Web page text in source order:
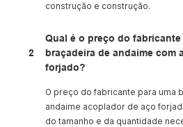
construção e construção.
2
Qual é o preço do fabricante
braçadeira de andaime com
forjado?
O preço do fabricante para uma
andaime acoplador de aço
do tamanho e da quantidade